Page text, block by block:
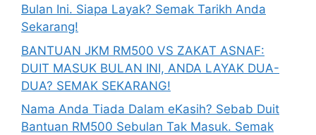
Bulan Ini. Siapa Layak? Semak Tarikh Anda
Sekarang!
BANTUAN JKM RM500 VS ZAKAT ASNAF:
DUIT MASUK BULAN INI, ANDA LAYAK DUA-
DUA? SEMAK SEKARANG!
Nama Anda Tiada Dalam eKasih? Sebab Duit
Bantuan RM500 Sebulan Tak Masuk. Semak